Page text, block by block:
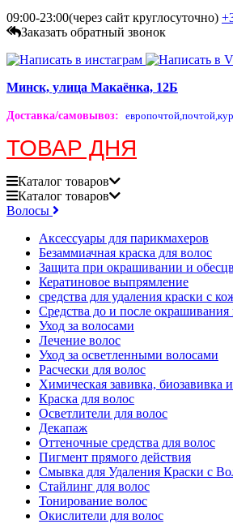
09:00-23:00(через сайт круглосуточно)
Заказать обратный звонок
Минск, улица Макаёнка, 12Б
Доставка/самовывоз: европочтой,почтой,
ТОВАР ДНЯ
Каталог товаров
Каталог товаров
Волосы
Аксессуары для парикмахеров
Безаммиачная краска для волос
Защита при окрашивании и
Кератиновое выпрямление
средства для удаления краски с
Средства до и после окрашивания
Уход за волосами
Лечение волос
Уход за осветленными волосами
Расчески для волос
Химическая завивка, биозавивка
Краска для волос
Осветлители для волос
Декапаж
Оттеночные средства для волос
Пигмент прямого действия
Смывка для Удаления Краски с
Стайлинг для волос
Тонирование волос
Окислители для волос